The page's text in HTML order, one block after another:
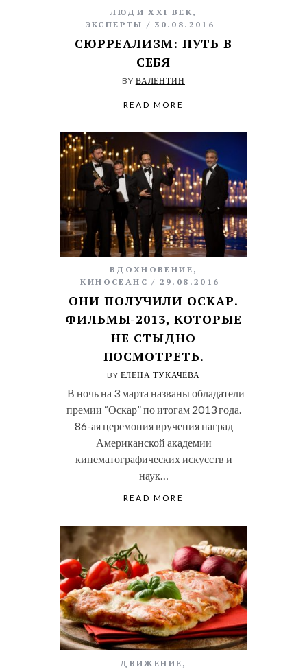
ЛЮДИ XXI ВЕК ,
ЭКСПЕРТЫ
30.08.2016
СЮРРЕАЛИЗМ: ПУТЬ В
СЕБЯ
BY ВАЛЕНТИН
READ MORE
ВДОХНОВЕНИЕ ,
КИНОСЕАНС
29.08.2016
ОНИ ПОЛУЧИЛИ ОСКАР.
ФИЛЬМЫ-2013, КОТОРЫЕ
НЕ СТЫДНО
ПОСМОТРЕТЬ.
BY ЕЛЕНА ТУКАЧЁВА
В ночь на 3 марта названы обладатели
премии “Оскар” по итогам 2013 года.
86-ая церемония вручения наград
Американской академии
кинематографических искусств и
наук…
READ MORE
ДВИЖЕНИЕ ,